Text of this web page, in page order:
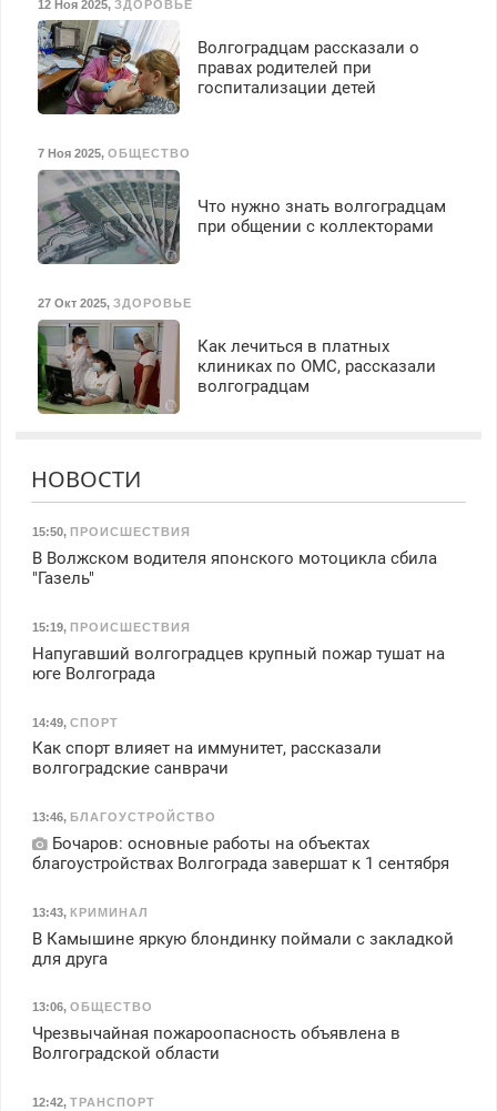
12 Ноя 2025, ЗДОРОВЬЕ
Волгоградцам рассказали о
правах родителей при
госпитализации детей
7 Ноя 2025, ОБЩЕСТВО
Что нужно знать волгоградцам
при общении с коллекторами
27 Окт 2025, ЗДОРОВЬЕ
Как лечиться в платных
клиниках по ОМС, рассказали
волгоградцам
НОВОСТИ
15:50, ПРОИСШЕСТВИЯ
В Волжском водителя японского мотоцикла сбила
"Газель"
15:19, ПРОИСШЕСТВИЯ
Напугавший волгоградцев крупный пожар тушат на
юге Волгограда
14:49, СПОРТ
Как спорт влияет на иммунитет, рассказали
волгоградские санврачи
13:46, БЛАГОУСТРОЙСТВО
Бочаров: основные работы на объектах
благоустройствах Волгограда завершат к 1 сентября
13:43, КРИМИНАЛ
В Камышине яркую блондинку поймали с закладкой
для друга
13:06, ОБЩЕСТВО
Чрезвычайная пожароопасность объявлена в
Волгоградской области
12:42, ТРАНСПОРТ